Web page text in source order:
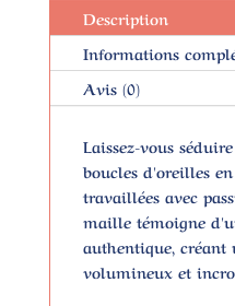
Description
Informations
Avis (0)
Laissez-vous
boucles d'oreilles en
travaillées avec
maille témoigne
authentique,
volumineux et